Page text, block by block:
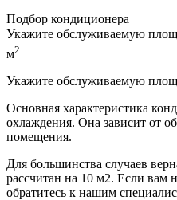
Подбор кондиционера
Укажите обслуживаемую
м2
Укажите обслуживаемую
Основная характеристика
охлаждения. Она зависит от
помещения.
Для большинства случаев
рассчитан на 10 м2. Если вам
обратитесь к нашим